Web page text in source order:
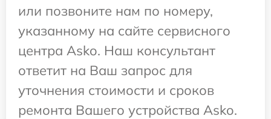
или позвоните нам по номеру,
указанному на сайте сервисного
центра Asko. Наш консультант
ответит на Ваш запрос для
уточнения стоимости и сроков
ремонта Вашего устройства Asko.